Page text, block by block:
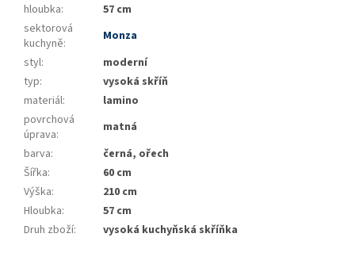
hloubka:
57 cm
sektorová
kuchyně:
Monza
styl:
moderní
typ:
vysoká skříň
materiál:
lamino
povrchová
úprava:
matná
barva:
černá, ořech
Šířka:
60 cm
Výška:
210 cm
Hloubka:
57 cm
Druh zboží: vysoká kuchyňská skříňka